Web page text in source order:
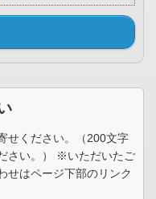
せください。（200文字
さい。） ※いただいたご
せはページ下部のリンク